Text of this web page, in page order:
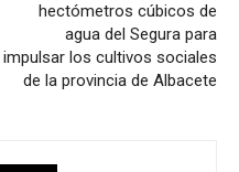
hectómetros cúbicos de
agua del Segura para
impulsar los cultivos sociales
de la provincia de Albacete